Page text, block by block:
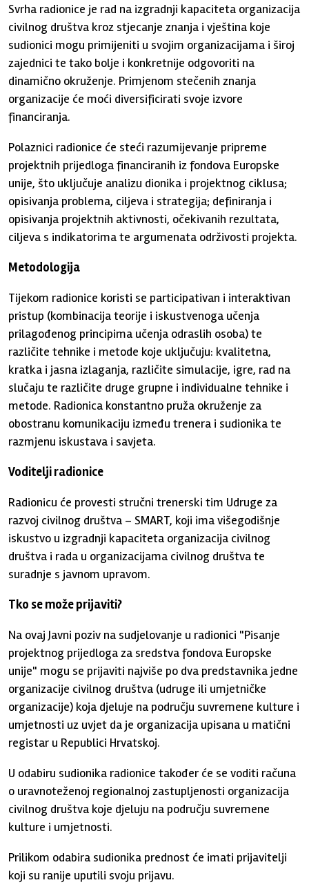
Svrha radionice je rad na izgradnji kapaciteta organizacija
civilnog društva kroz stjecanje znanja i vještina koje
sudionici mogu primijeniti u svojim organizacijama i široj
zajednici te tako bolje i konkretnije odgovoriti na
dinamično okruženje. Primjenom stečenih znanja
organizacije će moći diversificirati svoje izvore
financiranja.
Polaznici radionice će steći razumijevanje pripreme
projektnih prijedloga financiranih iz fondova Europske
unije, što uključuje analizu dionika i projektnog ciklusa;
opisivanja problema, ciljeva i strategija; definiranja i
opisivanja projektnih aktivnosti, očekivanih rezultata,
ciljeva s indikatorima te argumenata održivosti projekta.
Metodologija
Tijekom radionice koristi se participativan i interaktivan
pristup (kombinacija teorije i iskustvenoga učenja
prilagođenog principima učenja odraslih osoba) te
različite tehnike i metode koje uključuju: kvalitetna,
kratka i jasna izlaganja, različite simulacije, igre, rad na
slučaju te različite druge grupne i individualne tehnike i
metode. Radionica konstantno pruža okruženje za
obostranu komunikaciju između trenera i sudionika te
razmjenu iskustava i savjeta.
Voditelji radionice
Radionicu će provesti stručni trenerski tim Udruge za
razvoj civilnog društva – SMART, koji ima višegodišnje
iskustvo u izgradnji kapaciteta organizacija civilnog
društva i rada u organizacijama civilnog društva te
suradnje s javnom upravom.
Tko se može prijaviti?
Na ovaj Javni poziv na sudjelovanje u radionici "Pisanje
projektnog prijedloga za sredstva fondova Europske
unije" mogu se prijaviti najviše po dva predstavnika jedne
organizacije civilnog društva (udruge ili umjetničke
organizacije) koja djeluje na području suvremene kulture i
umjetnosti uz uvjet da je organizacija upisana u matični
registar u Republici Hrvatskoj.
U odabiru sudionika radionice također će se voditi računa
o uravnoteženoj regionalnoj zastupljenosti organizacija
civilnog društva koje djeluju na području suvremene
kulture i umjetnosti.
Prilikom odabira sudionika prednost će imati prijavitelji
koji su ranije uputili svoju prijavu.